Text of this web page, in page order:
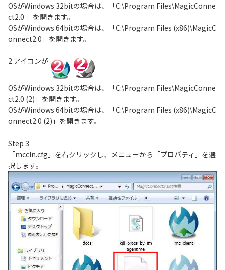
OSがWindows 32bitの場合は、「C:\Program Files\MagicConne
ct2.0 」を開きます。
OSがWindows 64bitの場合は、「C:\Program Files (x86)\MagicC
onnect2.0」を開きます。
2.アイコンが
OSがWindows 32bitの場合は、「C:\Program Files\MagicConne
ct2.0 (2)」を開きます。
OSがWindows 64bitの場合は、「C:\Program Files (x86)\MagicC
onnect2.0 (2)」を開きます。
Step 3
「mccln.cfg」を右クリックし、メニューから「プロパティ」を選
択します。